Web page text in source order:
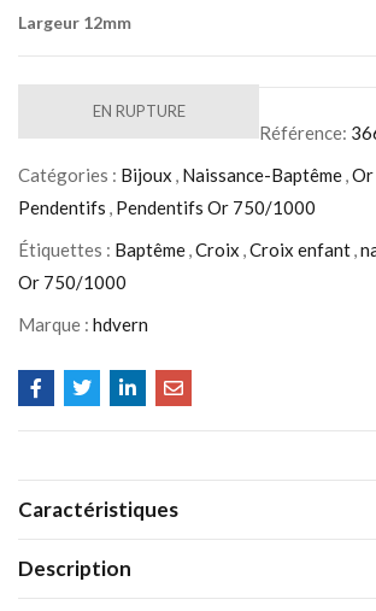
Largeur 12mm
EN RUPTURE
Référence:
Catégories : Bijoux , Naissance-Baptême,
Pendentifs , Pendentifs Or 750/1000
Étiquettes : Baptême,Croix ,Croix enfant,
Or 750/1000
Marque : hdvern
Caractéristiques
Description